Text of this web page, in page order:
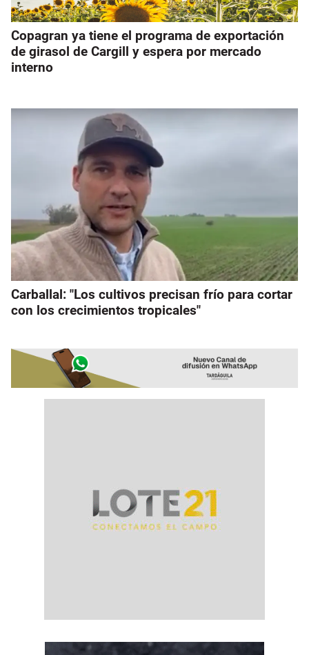
Copagran ya tiene el programa de exportación
de girasol de Cargill y espera por mercado
interno
Carballal: "Los cultivos precisan frío para cortar
con los crecimientos tropicales"